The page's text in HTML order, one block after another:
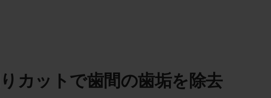
カットで歯間の歯垢を除去